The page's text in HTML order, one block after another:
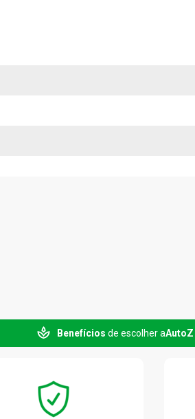
Benefícios de escolher aAutoZ